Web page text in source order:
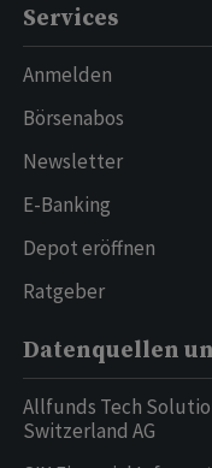
Services
Anmelden
Börsenabos
Newsletter
E-Banking
Depot eröffnen
Ratgeber
Datenquellen
Allfunds Tech
Switzerland AG